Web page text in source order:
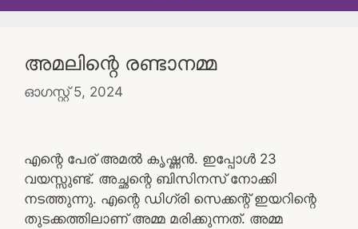
അമലിന്റെ രണ്ടാനമ്മ
ഓഗസ്റ്റ്‌ 5, 2024
എന്റെ പേര് അമൽ കൃഷ്ണൻ. ഇപ്പോൾ 23
വയസ്സുണ്ട്. അച്ഛന്റെ ബിസിനസ് നോക്കി
നടത്തുന്നു. എന്റെ ഡിഗ്രി സെക്കന്റ് ഇയറിന്റെ
തുടക്കത്തിലാണ് അമ്മ മരിക്കുന്നത്. അമ്മ